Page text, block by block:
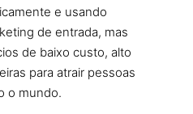
e usando
de entrada, mas
de baixo custo, alto
para atrair pessoas
o mundo.